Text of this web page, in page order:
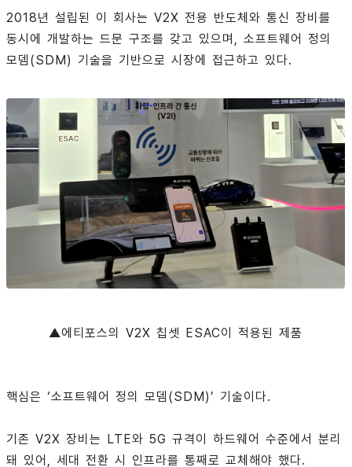
2018년 설립된 이 회사는 V2X 전용 반도체와 통신 장비를
동시에 개발하는 드문 구조를 갖고 있으며, 소프트웨어 정의
모뎀(SDM) 기술을 기반으로 시장에 접근하고 있다.
▲에티포스의 V2X 칩셋 ESAC이 적용된 제품
핵심은 ‘소프트웨어 정의 모뎀(SDM)’ 기술이다.
기존 V2X 장비는 LTE와 5G 규격이 하드웨어 수준에서 분리
돼 있어, 세대 전환 시 인프라를 통째로 교체해야 했다.